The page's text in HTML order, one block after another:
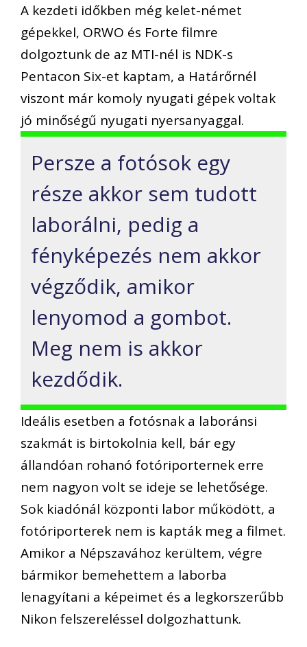
A kezdeti időkben még kelet-német
gépekkel, ORWO és Forte filmre
dolgoztunk de az MTI-nél is NDK-s
Pentacon Six-et kaptam, a Határőrnél
viszont már komoly nyugati gépek voltak
jó minőségű nyugati nyersanyaggal.
Persze a fotósok egy
része akkor sem tudott
laborálni, pedig a
fényképezés nem akkor
végződik, amikor
lenyomod a gombot.
Meg nem is akkor
kezdődik.
Ideális esetben a fotósnak a laboránsi
szakmát is birtokolnia kell, bár egy
állandóan rohanó fotóriporternek erre
nem nagyon volt se ideje se lehetősége.
Sok kiadónál központi labor működött, a
fotóriporterek nem is kapták meg a filmet.
Amikor a Népszavához kerültem, végre
bármikor bemehettem a laborba
lenagyítani a képeimet és a legkorszerűbb
Nikon felszereléssel dolgozhattunk.